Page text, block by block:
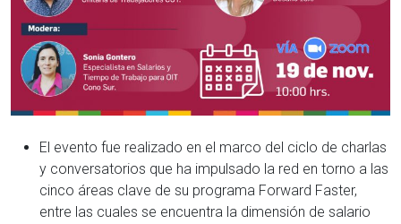
El evento fue realizado en el marco del ciclo de charlas
y conversatorios que ha impulsado la red en torno a las
cinco áreas clave de su programa Forward Faster,
entre las cuales se encuentra la dimensión de salario